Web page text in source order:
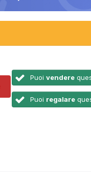
Puoi vendere
Puoi regalare